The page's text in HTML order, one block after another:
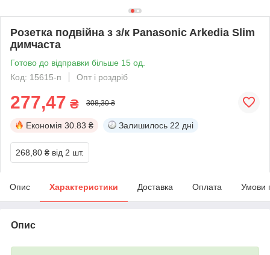
Розетка подвійна з з/к Panasonic Arkedia Slim
димчаста
Готово до відправки більше 15 од.
Код: 15615-п
Опт і роздріб
277,47 ₴ 308,30 ₴
Економія 30.83 ₴ Залишилось 22 дні
268,80 ₴ від 2 шт.
Опис Характеристики Доставка Оплата Умови
Опис